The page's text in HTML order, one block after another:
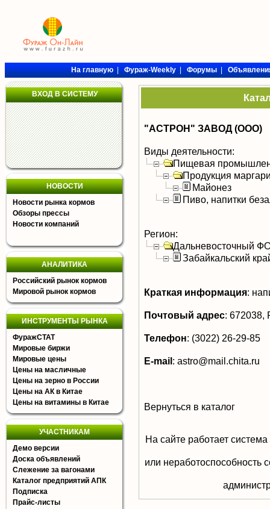
На главную|Фураж-Weekly|Форумы|
ВХОД В СИСТЕМУ
НОВОСТИ
Новости рынка кормов
Обзоры прессы
Новости компаний
АНАЛИТИКА
Российский рынок кормов
Мировой рынок кормов
ИНСТРУМЕНТЫ РЫНКА
ФуражСТАТ
Мировые биржи
Мировые цены
Цены на масличные
Цены на зерно в России
Цены на АК в Китае
Цены на витамины в Китае
УЧАСТНИКАМ
Демо версии
Доска объявлений
Слежение за вагонами
Каталог предприятий АПК
Подписка
Прайс-листы
"АСТРОН" ЗАВОД (ООО)
Виды деятельности:
Пищевая
Продукция
Майонез
Пиво, напитки
Регион:
Дальневосточный
Забайкальский
Краткая информация:
Почтовый адрес: 672038,
Телефон: (3022) 26-29-85
E-mail: astro@mail.chita.ru
Вернуться в каталог
На сайте работает
или неработоспособность